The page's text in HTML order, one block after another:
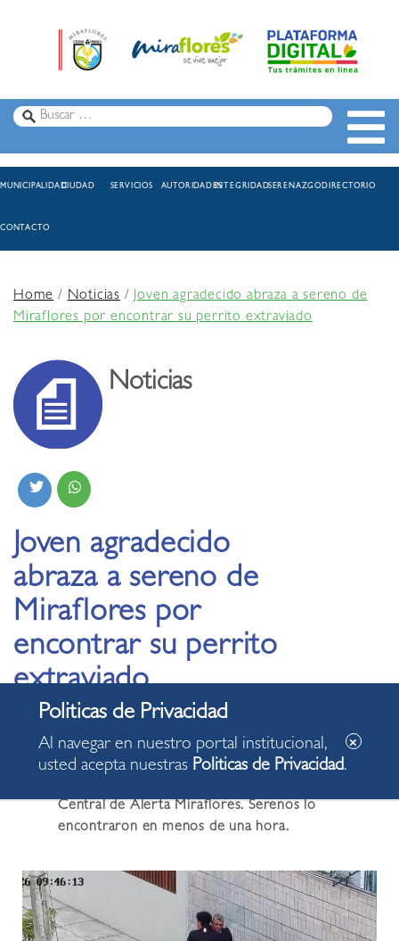
MUNICIPALIDADCIUDAD SERVICIOS AUTORIDADESINTEGRIDADSERENAZGODIRECTORIO
CONTACTO
Home/Noticias / Joven agradecido abraza a sereno de
Miraflores por encontrar su perrito extraviado
Noticias
Joven agradecido
abraza a sereno de
Miraflores por
encontrar su perrito
extraviado
30.01.2026
Central de Alerta Miraflores. Serenos lo
encontraron en menos de una hora.
Al navegar en nuestro portal institucional,
usted acepta nuestras Politicas de Privacidad.